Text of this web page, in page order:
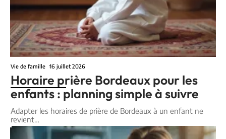
Vie de famille 16 juillet 2026
Horaire prière Bordeaux pour les
enfants : planning simple à suivre
Adapter les horaires de prière de Bordeaux à un enfant ne
revient…